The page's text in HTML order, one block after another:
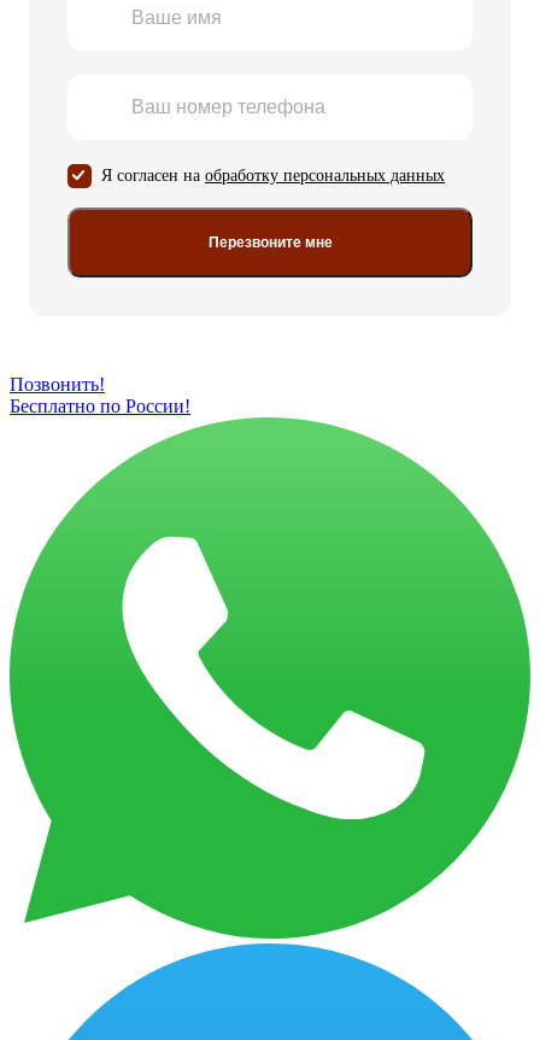
Я согласен на обработку персональных данных
Перезвоните мне
Позвонить!
Бесплатно по России!